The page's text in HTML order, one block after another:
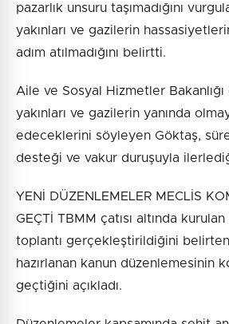
pazarlık unsuru taşımadığını
yakınları ve gazilerin
adım atılmadığını belirtti.
Aile ve Sosyal Hizmetler
yakınları ve gazilerin yanında
edeceklerini söyleyen Göktaş,
desteği ve vakur duruşuyla
YENİ DÜZENLEMELER MECLİS
GEÇTİ TBMM çatısı altında
toplantı gerçekleştirildiğini
hazırlanan kanun düzenlemesinin
geçtiğini açıkladı.